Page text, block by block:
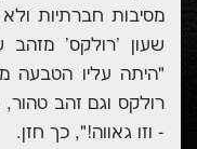
מסיבות חברתיות
שעון 'רולקס' מזהב
"היתה עליו הטבעה
רולקס וגם זהב
- וזו גאווה!", כך חזן.